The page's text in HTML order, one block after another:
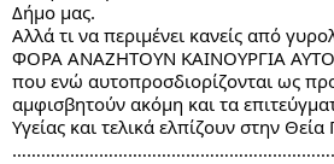
Δήμο μας.
Αλλά τι να περιμένει κανείς από
ΦΟΡΑ ΑΝΑΖΗΤΟΥΝ ΚΑΙΝΟΥΡΓΙΑ
που ενώ αυτοπροσδιορίζονται ως
αμφισβητούν ακόμη και τα
Υγείας και τελικά ελπίζουν στην